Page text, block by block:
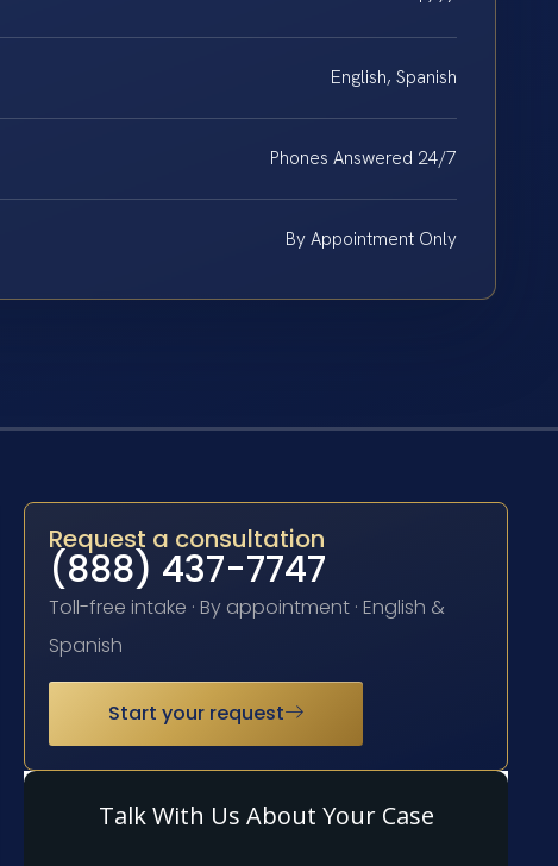
English, Spanish
Phones Answered 24/7
By Appointment Only
Request a consultation
(888) 437-7747
Toll-free intake · By appointment · English &
Spanish
Start your request